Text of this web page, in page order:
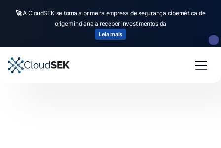
🚀A CloudSEK se torna a primeira empresa de segurança cibernética de
origem indiana a receber investimentos da
Leia mais